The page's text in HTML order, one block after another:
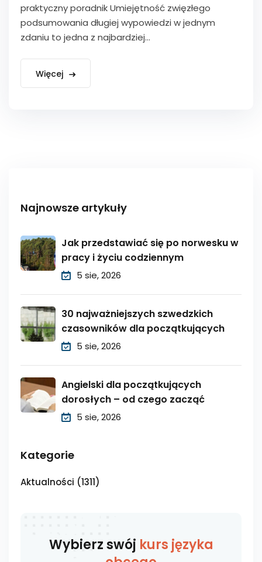
praktyczny poradnik Umiejętność zwięzłego
podsumowania długiej wypowiedzi w jednym
zdaniu to jedna z najbardziej...
Więcej
Najnowsze artykuły
Jak przedstawiać się po norwesku w
pracy i życiu codziennym
5 sie, 2026
30 najważniejszych szwedzkich
czasowników dla początkujących
5 sie, 2026
Angielski dla początkujących
dorosłych – od czego zacząć
5 sie, 2026
Kategorie
Aktualności (1311)
Wybierz swój kurs języka